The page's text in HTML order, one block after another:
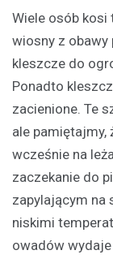
Wiele osób kosi
wiosny z obawy
kleszcze do
Ponadto
zacienione. Te
ale
wcześnie na
zaczekanie do
zapylającym na
niskimi
owadów